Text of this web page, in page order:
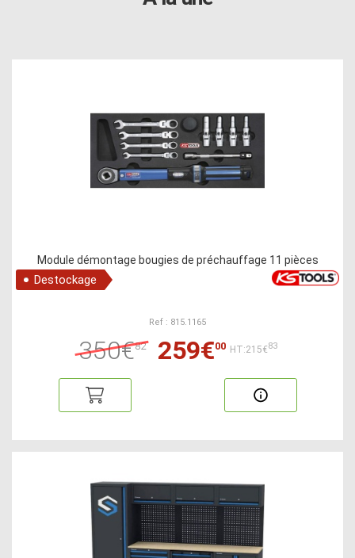
Module démontage bougies de préchauffage 11 pièces
Destockage
Ref : 815.1165
350€82 259€00 HT:215€83